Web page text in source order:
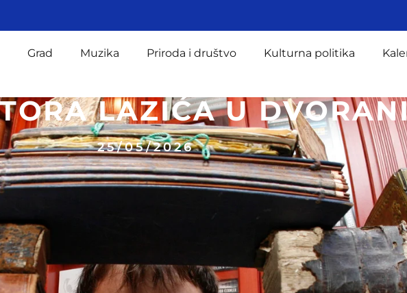
Grad Muzika Priroda i društvo Kulturna politika
LAZIĆA U
25/05/2026